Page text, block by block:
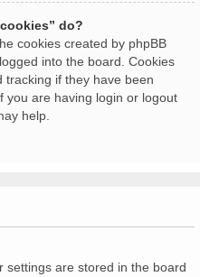
do?
cookies created by phpBB
into the board. Cookies
tracking if they have been
you are having login or logout
help.
settings are stored in the board